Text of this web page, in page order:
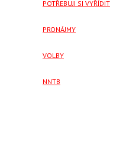
POTŘEBUJI SI VYŘÍDIT
PRONÁJMY
VOLBY
NNTB